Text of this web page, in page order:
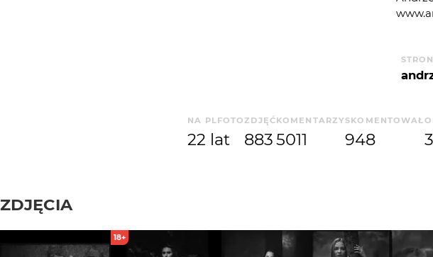
NA PLFOTO
22 lat
ZDJĘĆ
883
KOMENTARZY
5011
SKOMENTOWAŁ
948
ZDJĘCIA
18+